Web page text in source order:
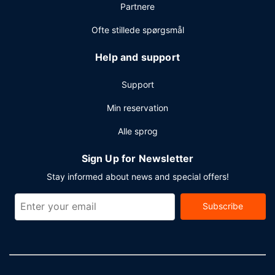
Gæsterne har blandt andet adgang til gratis
internetforbindelse via kabel, et forretningscenter og
limousine- eller luksusbilservice. Dette hotel tilbyder
arrangementfaciliteter, såsom konferencelokaler og
mødelokaler. Transport fra hotellet til togstationen tilbydes
parkeringsservice er tilgængelig på stedet.
Partnere
Ofte stillede spørgsmål
Help and support
Support
Min reservation
Alle sprog
Sign Up for Newsletter
Stay informed about news and special offers!
Subscribe